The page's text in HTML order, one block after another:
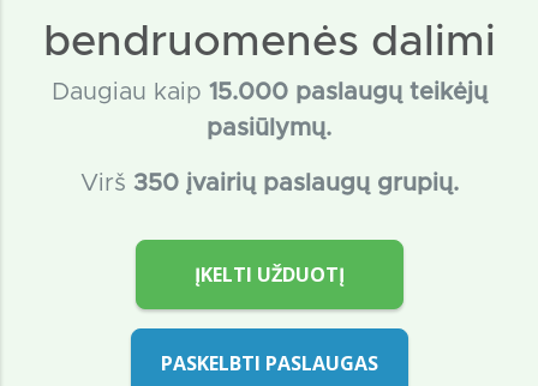
bendruomenės dalimi
Daugiau kaip 15.000 paslaugų teikėjų
pasiūlymų.
Virš 350 įvairių paslaugų grupių.
ĮKELTI UŽDUOTĮ
PASKELBTI PASLAUGAS